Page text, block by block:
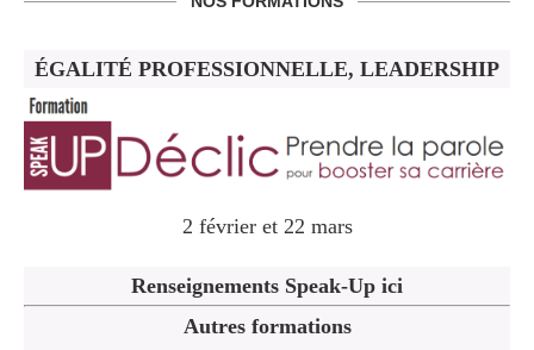
ÉGALITÉ PROFESSIONNELLE, LEADERSHIP
2 février et 22 mars
Renseignements Speak-Up ici
Autres formations